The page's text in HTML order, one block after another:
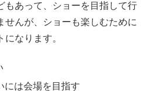
もあって、ショーを目指して行
せんが、ショーも楽しむために
なります。
には会場を目指す